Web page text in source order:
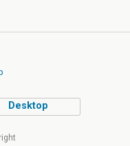
Desktop